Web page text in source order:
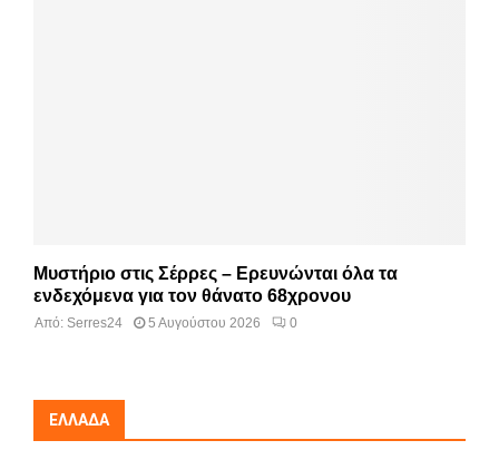
Μυστήριο στις Σέρρες – Ερευνώνται όλα τα
ενδεχόμενα για τον θάνατο 68χρονου
Από: Serres24 5 Αυγούστου 2026 0
ΕΛΛΆΔΑ